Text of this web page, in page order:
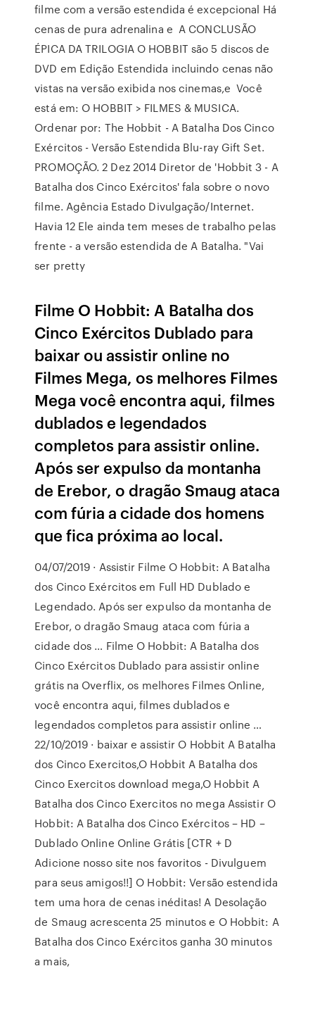
filme com a versão estendida é excepcional Há
cenas de pura adrenalina e A CONCLUSÃO
ÉPICA DA TRILOGIA O HOBBIT são 5 discos de
DVD em Edição Estendida incluindo cenas não
vistas na versão exibida nos cinemas,e Você
está em: O HOBBIT > FILMES & MUSICA.
Ordenar por: The Hobbit - A Batalha Dos Cinco
Exércitos - Versão Estendida Blu-ray Gift Set.
PROMOÇÃO. 2 Dez 2014 Diretor de 'Hobbit 3 - A
Batalha dos Cinco Exércitos' fala sobre o novo
filme. Agência Estado Divulgação/Internet.
Havia 12 Ele ainda tem meses de trabalho pelas
frente - a versão estendida de A Batalha. "Vai
ser pretty
Filme O Hobbit: A Batalha dos
Cinco Exércitos Dublado para
baixar ou assistir online no
Filmes Mega, os melhores Filmes
Mega você encontra aqui, filmes
dublados e legendados
completos para assistir online.
Após ser expulso da montanha
de Erebor, o dragão Smaug ataca
com fúria a cidade dos homens
que fica próxima ao local.
04/07/2019 · Assistir Filme O Hobbit: A Batalha
dos Cinco Exércitos em Full HD Dublado e
Legendado. Após ser expulso da montanha de
Erebor, o dragão Smaug ataca com fúria a
cidade dos … Filme O Hobbit: A Batalha dos
Cinco Exércitos Dublado para assistir online
grátis na Overflix, os melhores Filmes Online,
você encontra aqui, filmes dublados e
legendados completos para assistir online …
22/10/2019 · baixar e assistir O Hobbit A Batalha
dos Cinco Exercitos,O Hobbit A Batalha dos
Cinco Exercitos download mega,O Hobbit A
Batalha dos Cinco Exercitos no mega Assistir O
Hobbit: A Batalha dos Cinco Exércitos – HD –
Dublado Online Online Grátis [CTR + D
Adicione nosso site nos favoritos - Divulguem
para seus amigos!!] O Hobbit: Versão estendida
tem uma hora de cenas inéditas! A Desolação
de Smaug acrescenta 25 minutos e O Hobbit: A
Batalha dos Cinco Exércitos ganha 30 minutos
a mais,